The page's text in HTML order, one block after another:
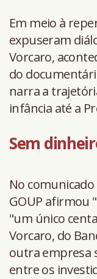
Em meio à
expuseram
Vorcaro,
do
narra a
infância até a
Sem
No
GOUP afirmou
"um único
Vorcaro, do
outra empresa
entre os